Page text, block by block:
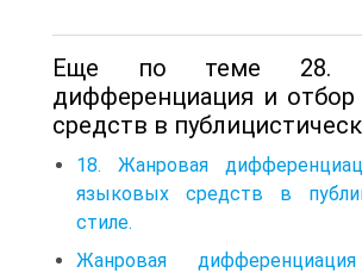
Еще по теме 28.
дифференциация и
средств в
18. Жанровая
языковых средств в
стиле.
Жанровая